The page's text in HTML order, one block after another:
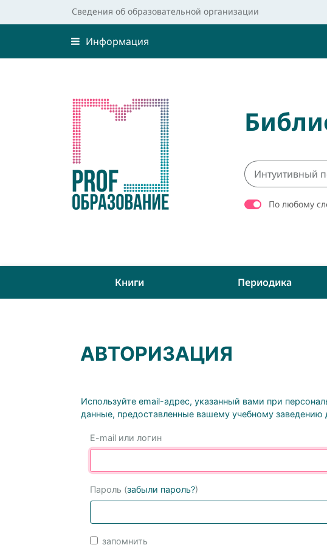
Сведения об образовательной организации
Информация
По любому
Книги Периодика
АВТОРИЗАЦИЯ
Используйте email-адрес, указанный вами при
данные, предоставленные вашему учебному заведению
E-mail или логин
Пароль (забыли пароль?)
запомнить